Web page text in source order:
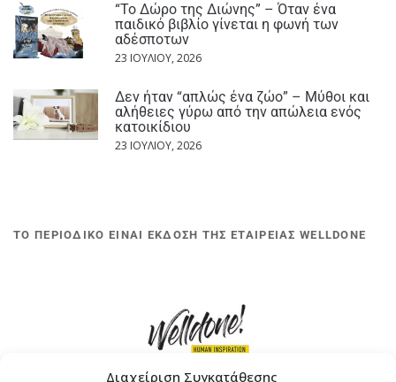
Διαχείριση Συγκατάθεσης
“Το Δώρο της Διώνης” – Όταν ένα
παιδικό βιβλίο γίνεται η φωνή των
αδέσποτων
23 ΙΟΥΛΊΟΥ, 2026
Δεν ήταν “απλώς ένα ζώο” – Μύθοι και
αλήθειες γύρω από την απώλεια ενός
κατοικίδιου
23 ΙΟΥΛΊΟΥ, 2026
ΤΟ ΠΕΡΙΟΔΙΚΟ ΕΙΝΑΙ ΕΚΔΟΣΗ ΤΗΣ ΕΤΑΙΡΕΙΑΣ WELLDONE